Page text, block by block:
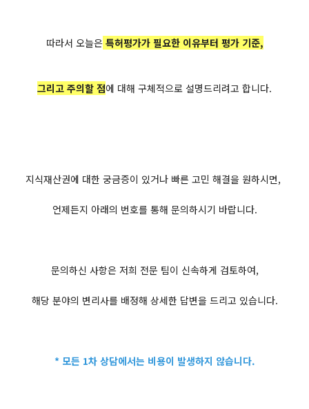
따라서 오늘은특허평가가 필요한 이유부터 평가 기준,
그리고 주의할 점에 대해 구체적으로 설명드리려고 합니다.
지식재산권에 대한 궁금증이 있거나 빠른 고민 해결을 원하시면,
언제든지 아래의 번호를 통해 문의하시기 바랍니다.
문의하신 사항은 저희 전문 팀이 신속하게 검토하여,
해당 분야의 변리사를 배정해 상세한 답변을 드리고 있습니다.
* 모든 1차 상담에서는 비용이 발생하지 않습니다.